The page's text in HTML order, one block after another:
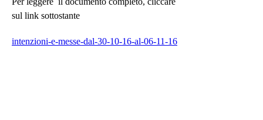
sul link sottostante
intenzioni-e-messe-dal-30-10-16-al-06-11-16